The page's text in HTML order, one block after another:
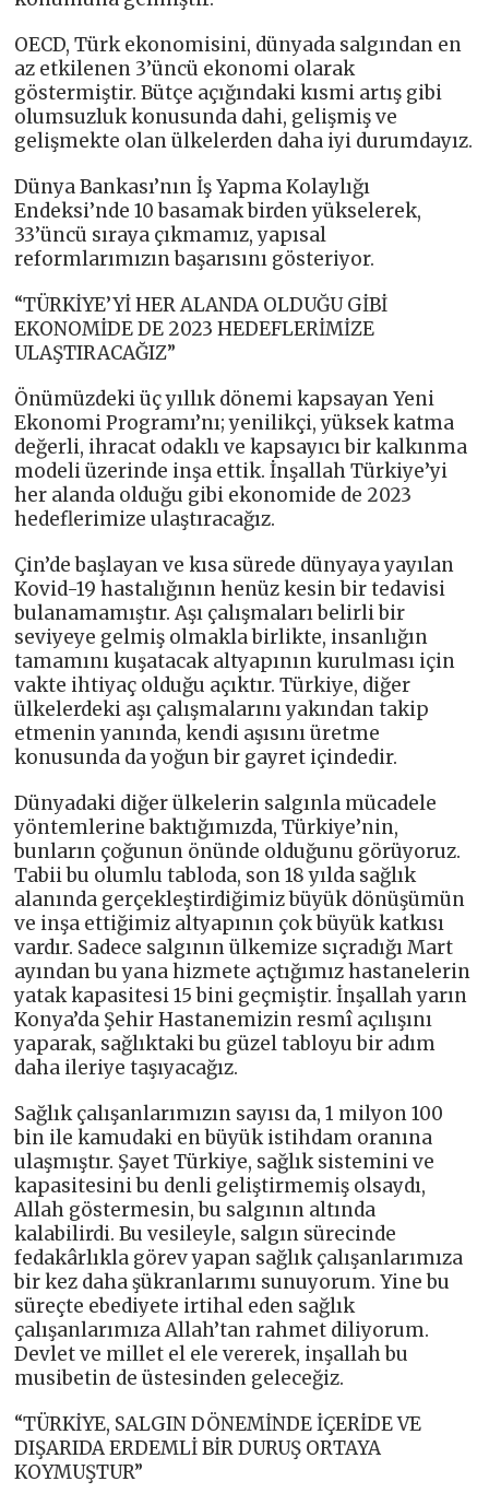
OECD, Türk ekonomisini, dünyada salgından en
az etkilenen 3’üncü ekonomi olarak
göstermiştir. Bütçe açığındaki kısmi artış gibi
olumsuzluk konusunda dahi, gelişmiş ve
gelişmekte olan ülkelerden daha iyi durumdayız.
Dünya Bankası’nın İş Yapma Kolaylığı
Endeksi’nde 10 basamak birden yükselerek,
33’üncü sıraya çıkmamız, yapısal
reformlarımızın başarısını gösteriyor.
“TÜRKİYE’Yİ HER ALANDA OLDUĞU GİBİ
EKONOMİDE DE 2023 HEDEFLERİMİZE
ULAŞTIRACAĞIZ”
Önümüzdeki üç yıllık dönemi kapsayan Yeni
Ekonomi Programı’nı; yenilikçi, yüksek katma
değerli, ihracat odaklı ve kapsayıcı bir kalkınma
modeli üzerinde inşa ettik. İnşallah Türkiye’yi
her alanda olduğu gibi ekonomide de 2023
hedeflerimize ulaştıracağız.
Çin’de başlayan ve kısa sürede dünyaya yayılan
Kovid-19 hastalığının henüz kesin bir tedavisi
bulanamamıştır. Aşı çalışmaları belirli bir
seviyeye gelmiş olmakla birlikte, insanlığın
tamamını kuşatacak altyapının kurulması için
vakte ihtiyaç olduğu açıktır. Türkiye, diğer
ülkelerdeki aşı çalışmalarını yakından takip
etmenin yanında, kendi aşısını üretme
konusunda da yoğun bir gayret içindedir.
Dünyadaki diğer ülkelerin salgınla mücadele
yöntemlerine baktığımızda, Türkiye’nin,
bunların çoğunun önünde olduğunu görüyoruz.
Tabii bu olumlu tabloda, son 18 yılda sağlık
alanında gerçekleştirdiğimiz büyük dönüşümün
ve inşa ettiğimiz altyapının çok büyük katkısı
vardır. Sadece salgının ülkemize sıçradığı Mart
ayından bu yana hizmete açtığımız hastanelerin
yatak kapasitesi 15 bini geçmiştir. İnşallah yarın
Konya’da Şehir Hastanemizin resmî açılışını
yaparak, sağlıktaki bu güzel tabloyu bir adım
daha ileriye taşıyacağız.
Sağlık çalışanlarımızın sayısı da, 1 milyon 100
bin ile kamudaki en büyük istihdam oranına
ulaşmıştır. Şayet Türkiye, sağlık sistemini ve
kapasitesini bu denli geliştirmemiş olsaydı,
Allah göstermesin, bu salgının altında
kalabilirdi. Bu vesileyle, salgın sürecinde
fedakârlıkla görev yapan sağlık çalışanlarımıza
bir kez daha şükranlarımı sunuyorum. Yine bu
süreçte ebediyete irtihal eden sağlık
çalışanlarımıza Allah’tan rahmet diliyorum.
Devlet ve millet el ele vererek, inşallah bu
musibetin de üstesinden geleceğiz.
“TÜRKİYE, SALGIN DÖNEMİNDE İÇERİDE VE
DIŞARIDA ERDEMLİ BİR DURUŞ ORTAYA
KOYMUŞTUR”